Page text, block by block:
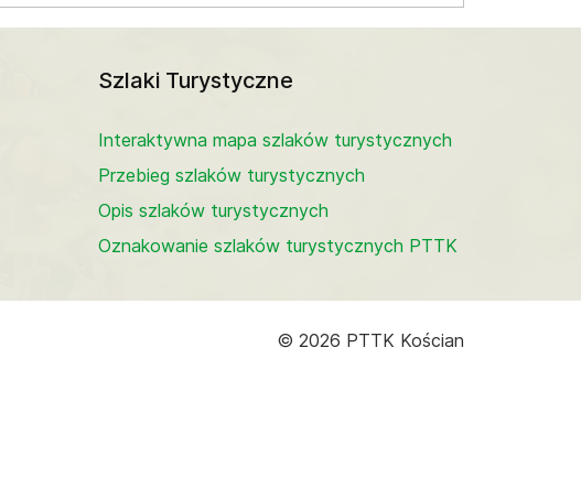
Szlaki Turystyczne
Interaktywna mapa szlaków turystycznych
Przebieg szlaków turystycznych
Opis szlaków turystycznych
Oznakowanie szlaków turystycznych PTTK
© 2026 PTTK Kościan